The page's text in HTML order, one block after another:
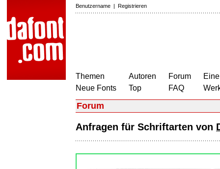
Benutzername | Registrieren
Themen
Neue Fonts
Autoren
Top
Forum
FAQ
Forum
Anfragen für Schriftarten von